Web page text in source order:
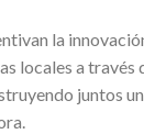
la
locales a través
juntos